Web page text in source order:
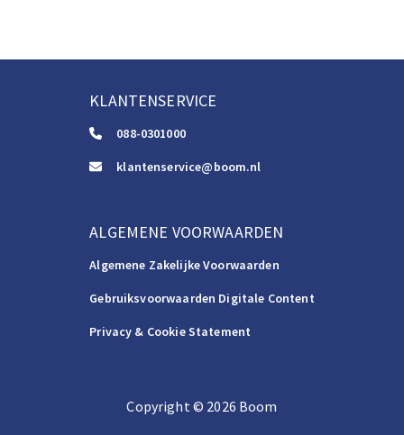
KLANTENSERVICE
088-0301000
klantenservice@boom.nl
ALGEMENE VOORWAARDEN
Algemene Zakelijke Voorwaarden
Gebruiksvoorwaarden Digitale Content
Privacy & Cookie Statement
Copyright©️ 2026 Boom